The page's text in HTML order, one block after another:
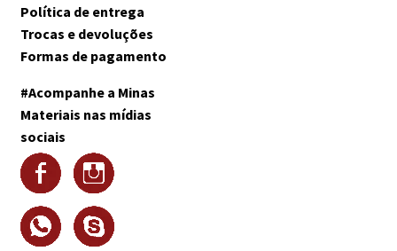
Política de entrega
Trocas e devoluções
Formas de pagamento
#Acompanhe a Minas
Materiais nas mídias
sociais